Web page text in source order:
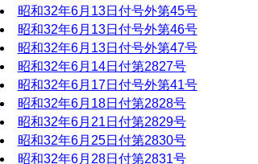
昭和32年6月13日付号外第45号
昭和32年6月13日付号外第46号
昭和32年6月13日付号外第47号
昭和32年6月14日付第2827号
昭和32年6月17日付号外第41号
昭和32年6月18日付第2828号
昭和32年6月21日付第2829号
昭和32年6月25日付第2830号
昭和32年6月28日付第2831号